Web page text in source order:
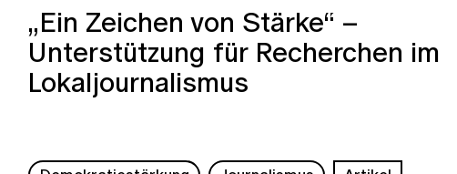
„Ein Zeichen von Stärke“ –
Unterstützung für Recherchen im
Lokaljournalismus